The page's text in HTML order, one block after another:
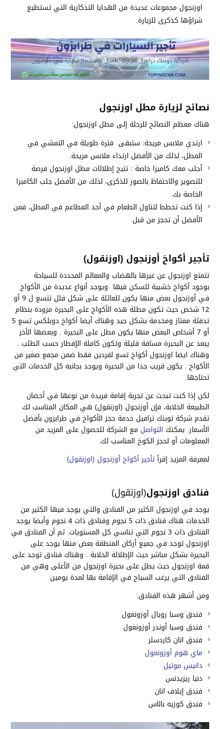
اوزنجول مجموعات عديدة من الهدايا التذكارية التي تستطيع
شراؤها كذكرى للزيارة.
نصائح لزيارة مطل اوزنجول
هناك معظم النصائح للرحلة إلى مطل اوزنجول:
ارتدي ملابس مريحة: ستبقى فترة طويلة في التمشي في
المطل، لذلك من الأفضل ارتداء ملابس مريحة.
أجلب معك كاميرا خاصة : تتيح إطلالات مطل اوزنجول فرصة
للتصوير والاحتفاظ بالصور للذكرى، لذلك من الأفضل جلب الكاميرا
الخاصة بك.
إذا كنت تخطط لتناول الطعام في أحد المطاعم في المطل، فمن
الأفضل أن تحجز من قبل
تأجير أكواخ أوزنجول (اوزنقول)
تتمتع اوزنجول عن غيرها بالهضاب والمعالم المحددة للسياحة
بوجود أكواخ خشبية للسكن فيها ويوجد أنواع عديدة من الأكواخ
في أوزنجول بعض منها يكون للعائلة على شكل فلل تتسع ل 9 أو
12 شخص حيث تكون مطلة هذه الأكواخ على البحيرة مزودة بنظام
تدفئة ممتاز ومخدمة بشكل جيد وهناك أيضا أكواخ دوبلكس تسع 5
أو 7 أشخاص البعض منها يكون مطل على البحيرة . وبعضها الأخر
يبعد عن البحيرة مسافة قليلة وتكون كاملة الإفطار حسب الطلب .
وهناك ايضا اوزنجول أكواخ تسع لفردين فقط ضمن مجمع صغير من
الأكواخ . يكون قريب جدا من البحيرة ويوجد بجانبه كل الخدمات التي
تحتاجها.
لكن إذا كنت تبحث عن تجربة إقامة فريدة من نوعها في أحضان
الطبيعة الخلابة، فإن أوزنجول (اوزنقول) هي المكان المناسب لك
تقدم شركة توبنك ترافيل خدمة حجز الأكواخ في طرابزون بأفضل
الأسعار. يمكنك التواصل مع الشركة للحصول على المزيد من
المعلومات أو لحجز الكوخ المناسب لك.
لمعرفة المزيد إقرأتأجير أكواخ أوزنجول (اوزنقول)
فنادق اوزنجول(اوزنقول)
يوجد في اوزنجول الكثير من الفنادق والتي يوجد فيها الكثير من
الخدمات هناك فنادق ذات 5 نجوم وفنادق ذات 4 نجوم وأيضا يوجد
الفنادق ذات 3 نجوم التي تناسي كل المستويات. ثم أن الفنادق في
اوزنجول توجد في جميع أركان المنطقة بعض منها يوجد على
البحيرة بشكل مباشر حيث الإطلالة الخلابة . وهناك فنادق توجد على
قمة اوزنجول حيث يطل على بحيرة اوزنجول من الأعلى وهي من
الفنادق التي يرغب السياح في الإقامة بها لمدة يومين
ومن أشهر هذه الفنادق:
فندق وسبا رويال أوزونغول
فندق وسبا أوندر أوزونغول
فندق انان كاردسلر
ماي هوم أوزونغول
دانيس موتيل
دنيا ريزيدنس
فندق إيلاف انان
فندق كوزيه بالاس